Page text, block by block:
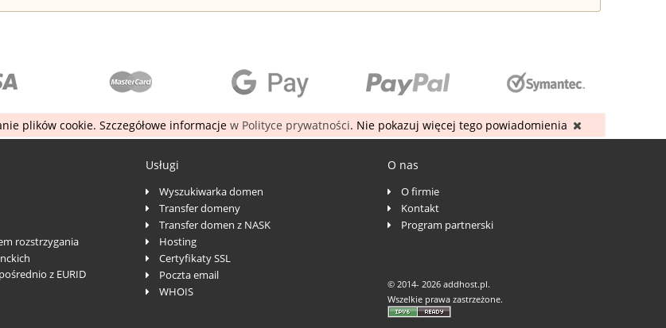
plików cookie. Szczegółowe informacje w Polityce prywatności. Nie pokazuj więcej tego powiadomienia
rozstrzygania
z EURID
Usługi
Wyszukiwarka domen
Transfer domeny
Transfer domen z NASK
Hosting
Certyfikaty SSL
Poczta email
WHOIS
O nas
O firmie
Kontakt
Program partnerski
© 2014- 2026 addhost.pl.
Wszelkie prawa zastrzeżone.